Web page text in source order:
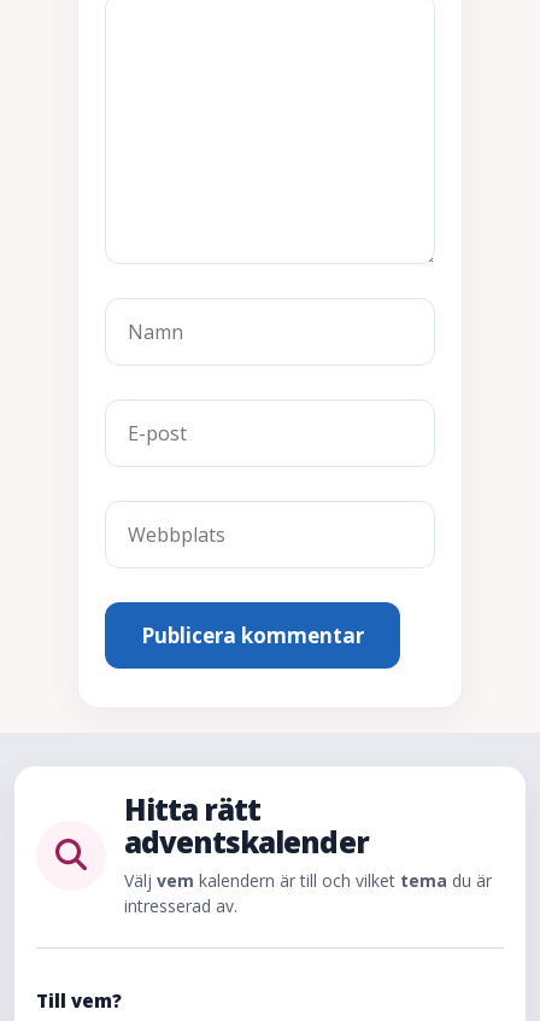
Kommentar
Namn
E-
Webbplats
Hitta rätt
adventskalender
Välj vem kalendern är till och vilket tema du är
intresserad av.
Till vem?